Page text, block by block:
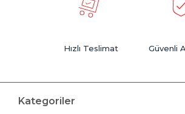
Hızlı Teslimat Güvenli
Kategoriler